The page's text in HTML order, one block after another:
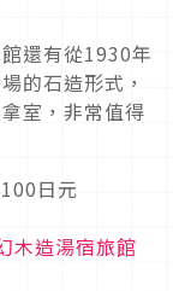
還有從1930年
的石造形式，
室，非常值得
日元
木造湯宿旅館